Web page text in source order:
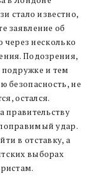
стало известно,
заявление об
через несколько
Подозрения,
и тем
безопасность, не
остался.
правительству
удар.
в отставку, а
выборах